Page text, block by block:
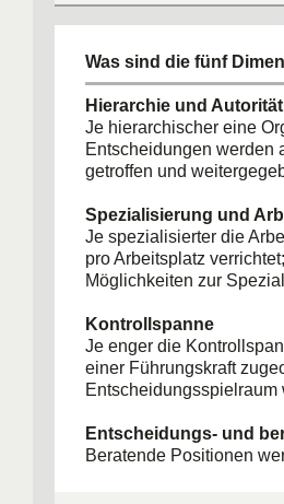
Was sind die fünf
Hierarchie und Autorität
Je hierarchischer eine
Entscheidungen werden
getroffen und
Spezialisierung und
Je spezialisierter die
pro Arbeitsplatz
Möglichkeiten zur
Kontrollspanne
Je enger die
einer Führungskraft
Entscheidungs- und
Beratende Positionen